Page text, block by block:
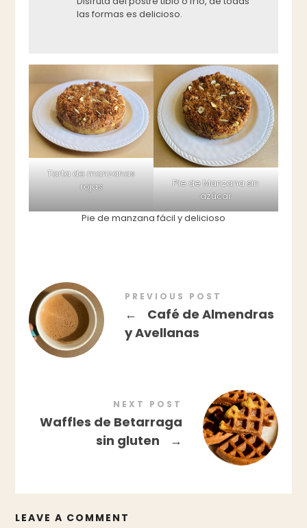
las formas es delicioso.
Tarta de manzanas
rojas
Pie de Manzana sin
azúcar
Pie de manzana fácil y delicioso
PREVIOUS POST
←
Café de Almendras
y Avellanas
NEXT POST
Waffles de Betarraga
sin gluten
→
LEAVE A COMMENT